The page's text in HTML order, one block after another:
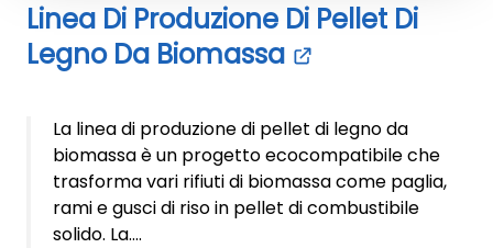
Linea Di Produzione Di Pellet Di
Legno Da Biomassa
La linea di produzione di pellet di legno da
biomassa è un progetto ecocompatibile che
trasforma vari rifiuti di biomassa come paglia,
rami e gusci di riso in pellet di combustibile
solido. La....